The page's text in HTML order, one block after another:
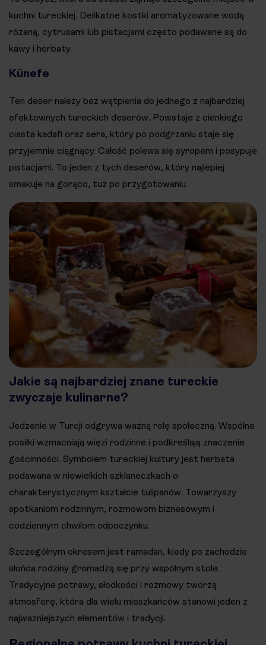
kuchni tureckiej. Delikatne kostki aromatyzowane wodą
różaną, cytrusami lub pistacjami często podawane są do
kawy i herbaty.
Künefe
Ten deser należy bez wątpienia do jednego z najbardziej
efektownych tureckich deserów. Powstaje z cienkiego
ciasta kadafi oraz sera, który po podgrzaniu staje się
przyjemnie ciągnący. Całość polewa się syropem i posypuje
pistacjami. To jeden z tych deserów, który najlepiej
smakuje na gorąco, tuż po przygotowaniu.
Jakie są najbardziej znane tureckie
zwyczaje kulinarne?
Jedzenie w Turcji odgrywa ważną rolę społeczną. Wspólne
posiłki wzmacniają więzi rodzinne i podkreślają znaczenie
gościnności. Symbolem tureckiej kultury jest herbata
podawana w niewielkich szklaneczkach o
charakterystycznym kształcie tulipanów. Towarzyszy
spotkaniom rodzinnym, rozmowom biznesowym i
codziennym chwilom odpoczynku.
Szczególnym okresem jest ramadan, kiedy po zachodzie
słońca rodziny gromadzą się przy wspólnym stole.
Tradycyjne potrawy, słodkości i rozmowy tworzą
atmosferę, która dla wielu mieszkańców stanowi jeden z
najważniejszych elementów i tradycji.